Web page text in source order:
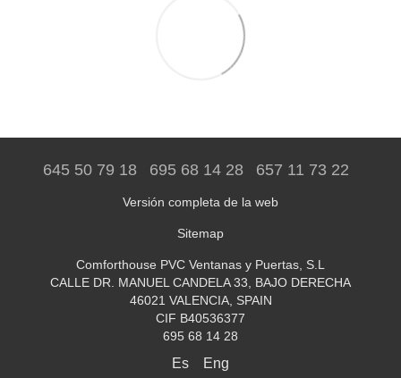
645 50 79 18 695 68 14 28 657 11 73 22
Versión completa de la web
Sitemap
Comforthouse PVC Ventanas y Puertas, S.L
CALLE DR. MANUEL CANDELA 33, BAJO DERECHA
46021 VALENCIA, SPAIN
CIF B40536377
695 68 14 28
Es Eng